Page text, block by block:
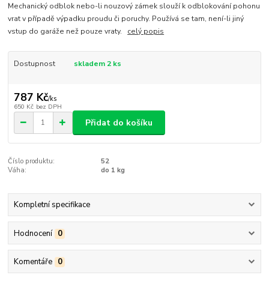
Mechanický odblok nebo-li nouzový zámek slouží k odblokování pohonu
vrat v případě výpadku proudu či poruchy. Používá se tam, není-li jiný
vstup do garáže než pouze vraty. celý popis
Dostupnost skladem 2 ks
787 Kč/ks
650 Kč bez DPH
Přidat do košíku
Číslo produktu:
52
Váha:
do 1 kg
Kompletní specifikace
Hodnocení 0
Komentáře 0